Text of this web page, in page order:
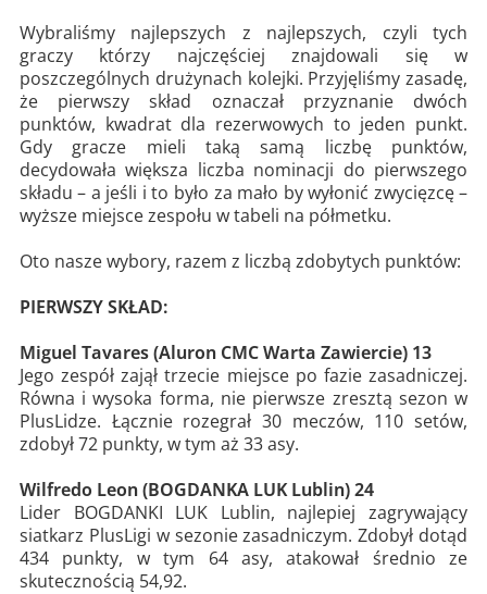
Wybraliśmy najlepszych z najlepszych, czyli tych
graczy którzy najczęściej znajdowali się w
poszczególnych drużynach kolejki. Przyjęliśmy zasadę,
że pierwszy skład oznaczał przyznanie dwóch
punktów, kwadrat dla rezerwowych to jeden punkt.
Gdy gracze mieli taką samą liczbę punktów,
decydowała większa liczba nominacji do pierwszego
składu – a jeśli i to było za mało by wyłonić zwycięzcę –
wyższe miejsce zespołu w tabeli na półmetku.
Oto nasze wybory, razem z liczbą zdobytych punktów:
PIERWSZY SKŁAD:
Miguel Tavares (Aluron CMC Warta Zawiercie) 13
Jego zespół zajął trzecie miejsce po fazie zasadniczej.
Równa i wysoka forma, nie pierwsze zresztą sezon w
PlusLidze. Łącznie rozegrał 30 meczów, 110 setów,
zdobył 72 punkty, w tym aż 33 asy.
Wilfredo Leon (BOGDANKA LUK Lublin) 24
Lider BOGDANKI LUK Lublin, najlepiej zagrywający
siatkarz PlusLigi w sezonie zasadniczym. Zdobył dotąd
434 punkty, w tym 64 asy, atakował średnio ze
skutecznością 54,92.